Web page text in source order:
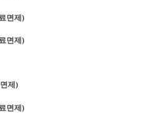
면제)
면제)
제)
면제)